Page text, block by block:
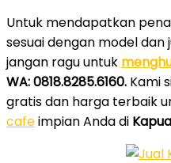
Untuk mendapatkan
sesuai dengan model
jangan ragu untuk
WA: 0818.8285.6160. Kami
gratis dan harga terbaik
cafeimpian Anda di